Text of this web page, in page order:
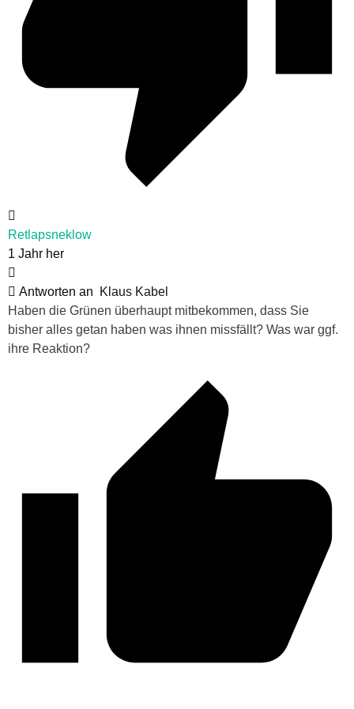
Retlapsneklow
1 Jahr her
Antworten an
Klaus Kabel
Haben die Grünen überhaupt mitbekommen, dass Sie
bisher alles getan haben was ihnen missfällt? Was war ggf.
ihre Reaktion?